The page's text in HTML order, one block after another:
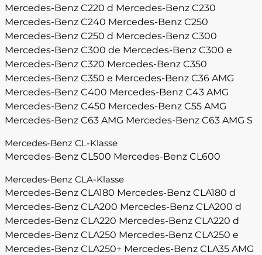
Mercedes-Benz C220 d Mercedes-Benz C230
Mercedes-Benz C240 Mercedes-Benz C250
Mercedes-Benz C250 d Mercedes-Benz C300
Mercedes-Benz C300 de Mercedes-Benz C300 e
Mercedes-Benz C320 Mercedes-Benz C350
Mercedes-Benz C350 e Mercedes-Benz C36 AMG
Mercedes-Benz C400 Mercedes-Benz C43 AMG
Mercedes-Benz C450 Mercedes-Benz C55 AMG
Mercedes-Benz C63 AMG Mercedes-Benz C63 AMG S
Mercedes-Benz CL-Klasse
Mercedes-Benz CL500 Mercedes-Benz CL600
Mercedes-Benz CLA-Klasse
Mercedes-Benz CLA180 Mercedes-Benz CLA180 d
Mercedes-Benz CLA200 Mercedes-Benz CLA200 d
Mercedes-Benz CLA220 Mercedes-Benz CLA220 d
Mercedes-Benz CLA250 Mercedes-Benz CLA250 e
Mercedes-Benz CLA250+ Mercedes-Benz CLA35 AMG